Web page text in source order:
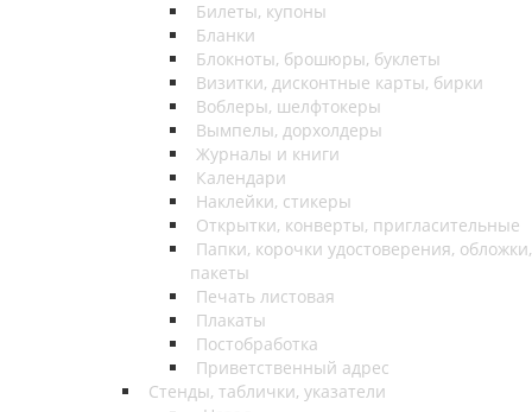
Билеты, купоны
Бланки
Блокноты, брошюры, буклеты
Визитки, дисконтные карты, бирки
Воблеры, шелфтокеры
Вымпелы, дорхолдеры
Журналы и книги
Календари
Наклейки, стикеры
Открытки, конверты, пригласительные
Папки, корочки удостоверения, обложки,
пакеты
Печать листовая
Плакаты
Постобработка
Приветственный адрес
Стенды, таблички, указатели